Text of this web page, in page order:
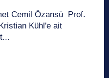
Cemil Özansü Prof.
Kühl'e ait